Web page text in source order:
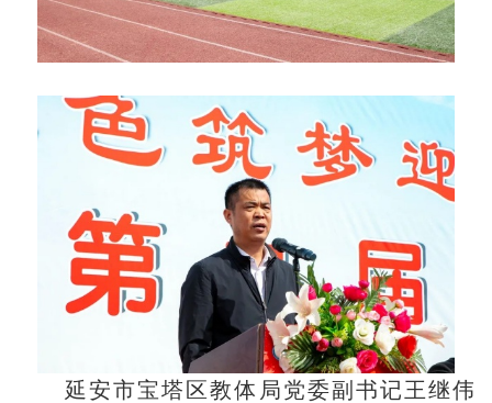
延安市宝塔区教体局党委副书记王继伟